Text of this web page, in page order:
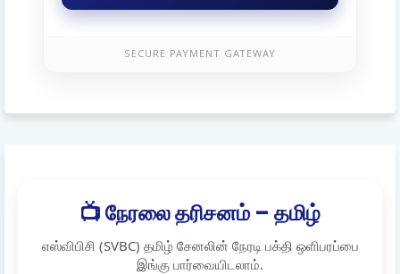
SECURE PAYMENT GATEWAY
📺 நேரலை தரிசனம் – தமிழ்
எஸ்விபிசி (SVBC) தமிழ் சேனலின் நேரடி பக்தி ஒளிபரப்பை
இங்கு பார்வையிடலாம்.